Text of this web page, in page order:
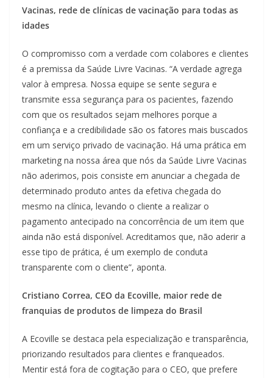
Vacinas, rede de clínicas de vacinação para todas as
idades
O compromisso com a verdade com colabores e clientes
é a premissa da Saúde Livre Vacinas. “A verdade agrega
valor à empresa. Nossa equipe se sente segura e
transmite essa segurança para os pacientes, fazendo
com que os resultados sejam melhores porque a
confiança e a credibilidade são os fatores mais buscados
em um serviço privado de vacinação. Há uma prática em
marketing na nossa área que nós da Saúde Livre Vacinas
não aderimos, pois consiste em anunciar a chegada de
determinado produto antes da efetiva chegada do
mesmo na clínica, levando o cliente a realizar o
pagamento antecipado na concorrência de um item que
ainda não está disponível. Acreditamos que, não aderir a
esse tipo de prática, é um exemplo de conduta
transparente com o cliente”, aponta.
Cristiano Correa, CEO da Ecoville, maior rede de
franquias de produtos de limpeza do Brasil
A Ecoville se destaca pela especialização e transparência,
priorizando resultados para clientes e franqueados.
Mentir está fora de cogitação para o CEO, que prefere